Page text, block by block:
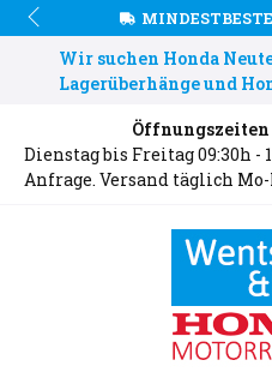
Wir suchen Honda
Lagerüberhänge und
Öffnungszeiten
Dienstag bis Freitag 09:30h -
Anfrage. Versand täglich